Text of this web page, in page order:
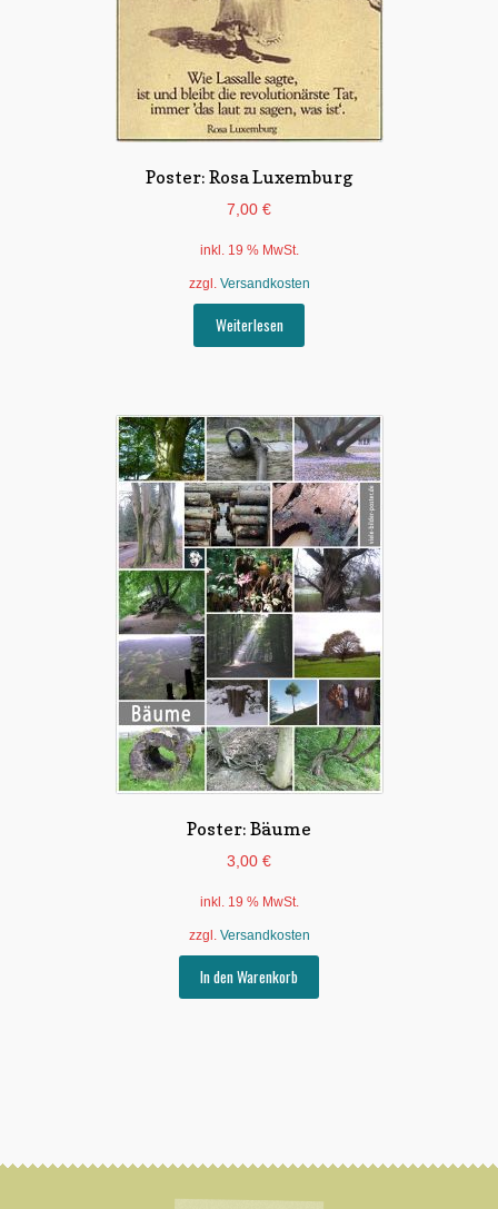
Poster: Rosa Luxemburg
7,00 €
inkl. 19 % MwSt.
zzgl. Versandkosten
Weiterlesen
Poster: Bäume
3,00 €
inkl. 19 % MwSt.
zzgl. Versandkosten
In den Warenkorb